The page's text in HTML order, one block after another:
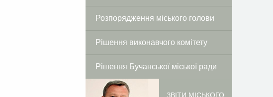
Розпорядження міського голови
Рішення виконавчого комітету
Рішення Бучанської міської ради
ЗВІТИ МІСЬКОГО